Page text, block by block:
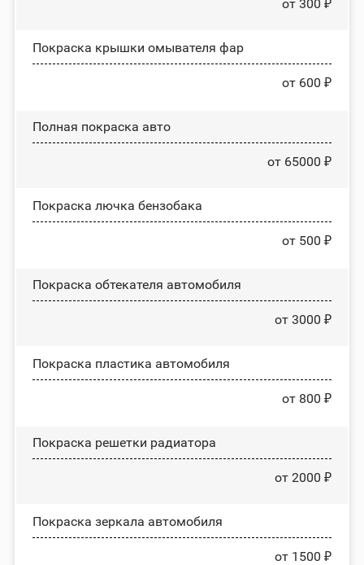
от 300 ₽
Покраска крышки омывателя фар
от 600 ₽
Полная покраска авто
от 65000 ₽
Покраска лючка бензобака
от 500 ₽
Покраска обтекателя автомобиля
от 3000 ₽
Покраска пластика автомобиля
от 800 ₽
Покраска решетки радиатора
от 2000 ₽
Покраска зеркала автомобиля
от 1500 ₽